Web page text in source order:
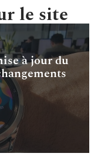
le site
à jour du